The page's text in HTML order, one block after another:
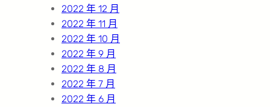
2022 年 12 月
2022 年 11 月
2022 年 10 月
2022 年 9 月
2022 年 8 月
2022 年 7 月
2022 年 6 月